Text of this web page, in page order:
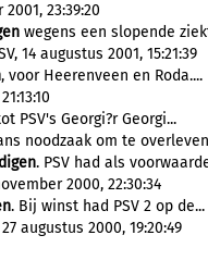
23:39:20
wegens een slopende
14 augustus 2001, 15:21:39
, voor Heerenveen en Roda....
PSV's Georgi?r Georgi...
noodzaak om te overleven,
. PSV had als
2000, 22:30:34
. Bij winst had PSV 2 op de...
augustus 2000, 19:20:49